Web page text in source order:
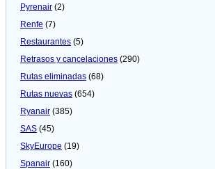
Pyrenair (2)
Renfe (7)
Restaurantes (5)
Retrasos y cancelaciones (290)
Rutas eliminadas (68)
Rutas nuevas (654)
Ryanair (385)
SAS (45)
SkyEurope (19)
Spanair (160)